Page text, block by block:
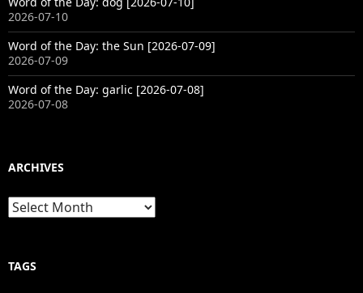
2026-07-10
Word of the Day: the Sun [2026-07-09]
2026-07-09
Word of the Day: garlic [2026-07-08]
2026-07-08
ARCHIVES
Archives
TAGS